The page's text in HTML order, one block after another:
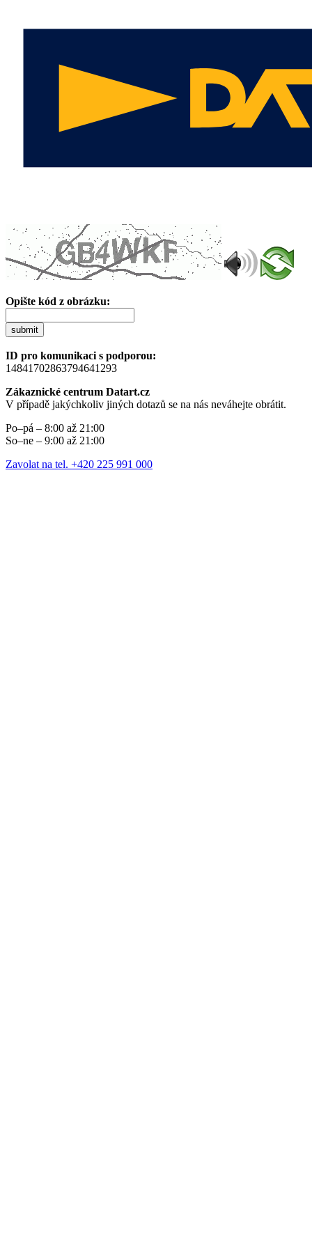
Opište kód z obrázku:
submit
ID pro komunikaci s podporou:
14841702863794641293
Zákaznické centrum Datart.cz
V případě jakýchkoliv jiných dotazů se na nás neváhejte obrátit.
Po–pá – 8:00 až 21:00
So–ne – 9:00 až 21:00
Zavolat na tel. +420 225 991 000